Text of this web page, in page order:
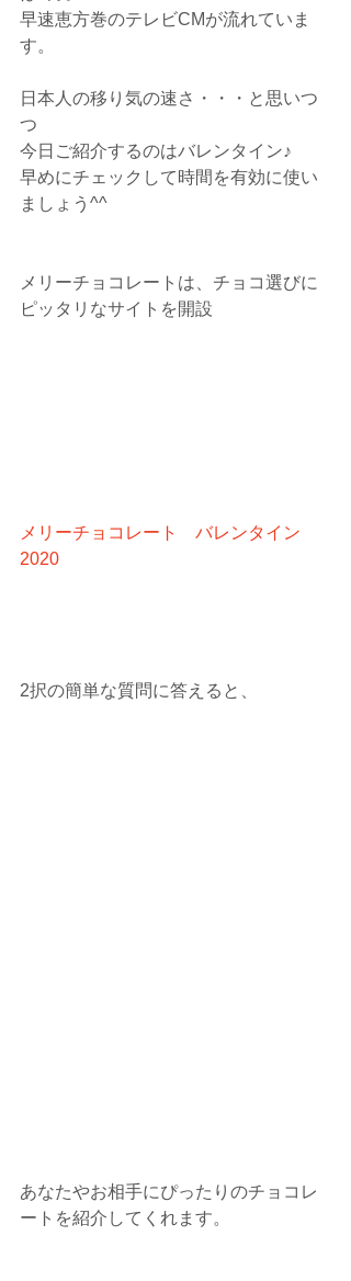
早速恵方巻のテレビCMが流れていま
す。
日本人の移り気の速さ・・・と思いつ
つ
今日ご紹介するのはバレンタイン♪
早めにチェックして時間を有効に使い
ましょう^^
メリーチョコレートは、チョコ選びに
ピッタリなサイトを開設
メリーチョコレート　バレンタイン
2020
2択の簡単な質問に答えると、
あなたやお相手にぴったりのチョコレ
ートを紹介してくれます。